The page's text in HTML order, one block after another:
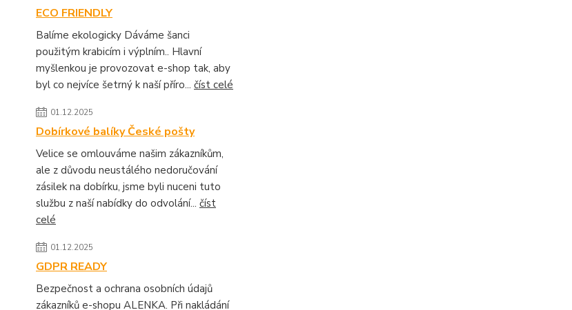
ECO FRIENDLY
Balíme ekologicky Dáváme šanci
použitým krabicím i výplním.. Hlavní
myšlenkou je provozovat e-shop tak, aby
byl co nejvíce šetrný k naší příro... číst celé
01.12.2025
Dobírkové balíky České pošty
Velice se omlouváme našim zákazníkům,
ale z důvodu neustálého nedoručování
zásilek na dobírku, jsme byli nuceni tuto
službu z naší nabídky do odvolání... číst
celé
01.12.2025
GDPR READY
Bezpečnost a ochrana osobních údajů
zákazníků e-shopu ALENKA. Při nakládání